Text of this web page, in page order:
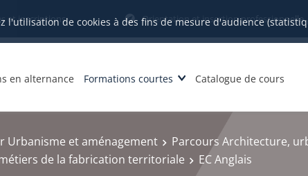
l'utilisation de cookies à des fins de mesure d'audience
et inscriptions Orientation et insertion professionnelle
en alternance Formations courtes Catalogue de cours
Urbanisme et aménagement
Parcours Architecture,
de la fabrication territoriale
EC Anglais